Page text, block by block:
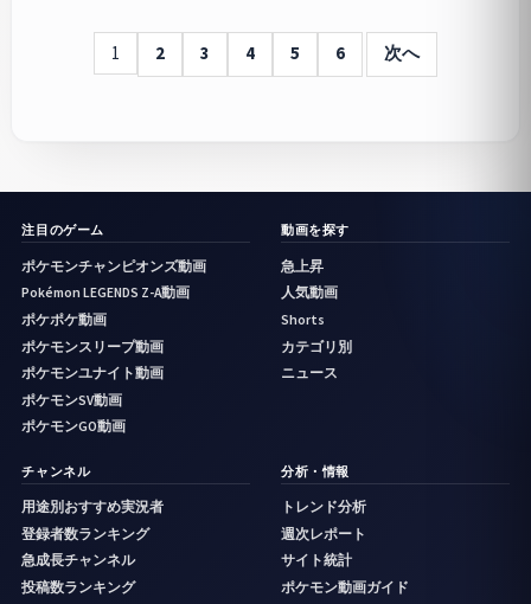
1 2 3 4 5 6 次へ
注目のゲーム
ポケモンチャンピオンズ動画
Pokémon LEGENDS Z-A動画
ポケポケ動画
ポケモンスリープ動画
ポケモンユナイト動画
ポケモンSV動画
ポケモンGO動画
動画を探す
急上昇
人気動画
Shorts
カテゴリ別
ニュース
チャンネル
用途別おすすめ実況者
登録者数ランキング
急成長チャンネル
投稿数ランキング
分析・情報
トレンド分析
週次レポート
サイト統計
ポケモン動画ガイド